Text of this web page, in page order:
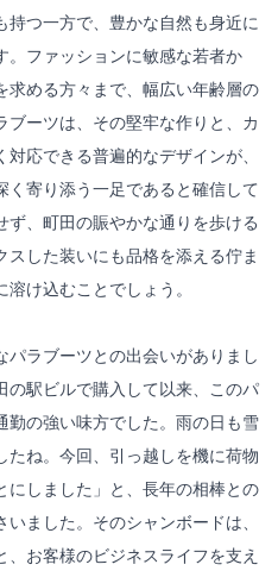
持つ一方で、豊かな自然も身近に
。ファッションに敏感な若者か
求める方々まで、幅広い年齢層の
ーツは、その堅牢な作りと、カ
応できる普遍的なデザインが、
寄り添う一足であると確信して
、町田の賑やかな通りを歩ける
した装いにも品格を添える佇ま
け込むことでしょう。
ラブーツとの出会いがありまし
の駅ビルで購入して以来、このパ
勤の強い味方でした。雨の日も雪
ね。今回、引っ越しを機に荷物
にしました」と、長年の相棒との
ました。そのシャンボードは、
お客様のビジネスライフを支え